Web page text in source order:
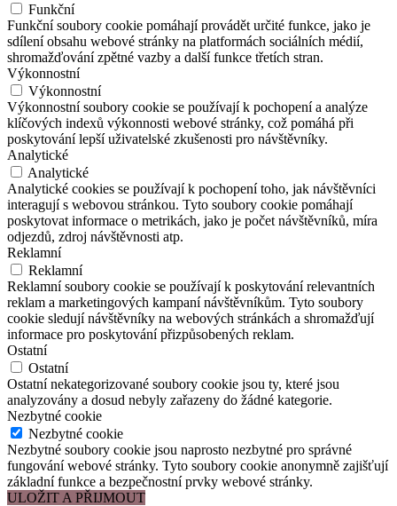
Funkční
Funkční soubory cookie pomáhají provádět určité funkce, jako je
sdílení obsahu webové stránky na platformách sociálních médií,
shromažďování zpětné vazby a další funkce třetích stran.
Výkonnostní
Výkonnostní
Výkonnostní soubory cookie se používají k pochopení a analýze
klíčových indexů výkonnosti webové stránky, což pomáhá při
poskytování lepší uživatelské zkušenosti pro návštěvníky.
Analytické
Analytické
Analytické cookies se používají k pochopení toho, jak návštěvníci
interagují s webovou stránkou. Tyto soubory cookie pomáhají
poskytovat informace o metrikách, jako je počet návštěvníků, míra
odjezdů, zdroj návštěvnosti atp.
Reklamní
Reklamní
Reklamní soubory cookie se používají k poskytování relevantních
reklam a marketingových kampaní návštěvníkům. Tyto soubory
cookie sledují návštěvníky na webových stránkách a shromažďují
informace pro poskytování přizpůsobených reklam.
Ostatní
Ostatní
Ostatní nekategorizované soubory cookie jsou ty, které jsou
analyzovány a dosud nebyly zařazeny do žádné kategorie.
Nezbytné cookie
Nezbytné cookie
Nezbytné soubory cookie jsou naprosto nezbytné pro správné
fungování webové stránky. Tyto soubory cookie anonymně zajišťují
základní funkce a bezpečnostní prvky webové stránky.
ULOŽIT A PŘIJMOUT